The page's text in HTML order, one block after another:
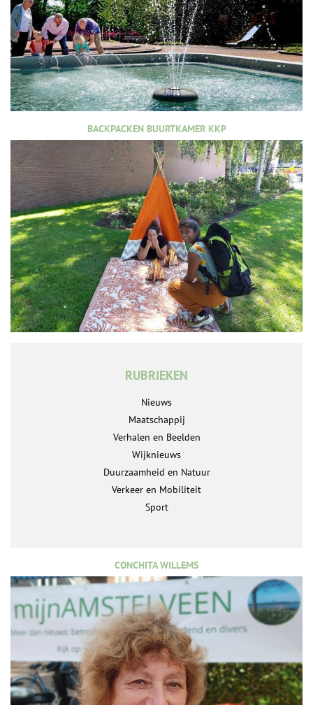
BACKPACKEN BUURTKAMER KKP
RUBRIEKEN
Nieuws
Maatschappij
Verhalen en Beelden
Wijknieuws
Duurzaamheid en Natuur
Verkeer en Mobiliteit
Sport
CONCHITA WILLEMS